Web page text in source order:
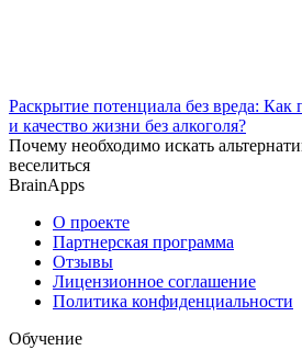
Раскрытие потенциала без вреда: Как
и качество жизни без алкоголя?
Почему необходимо искать
веселиться
BrainApps
О проекте
Партнерская программа
Отзывы
Лицензионное соглашение
Политика конфиденциальности
Обучение